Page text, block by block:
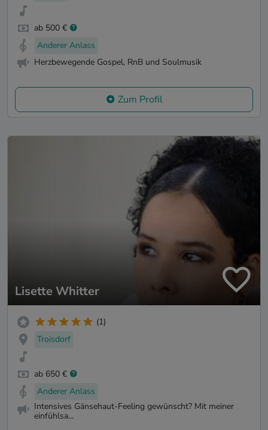
ab 500 €
Anderer Anlass
Herzbewegende Gospel, RnB und Soulmusik
Zum Profil
Lisette Whitter
(1)
Troisdorf
ab 650 €
Anderer Anlass
Intensives Gänsehaut-Feeling gewünscht? Mit meiner
einfühlsa...